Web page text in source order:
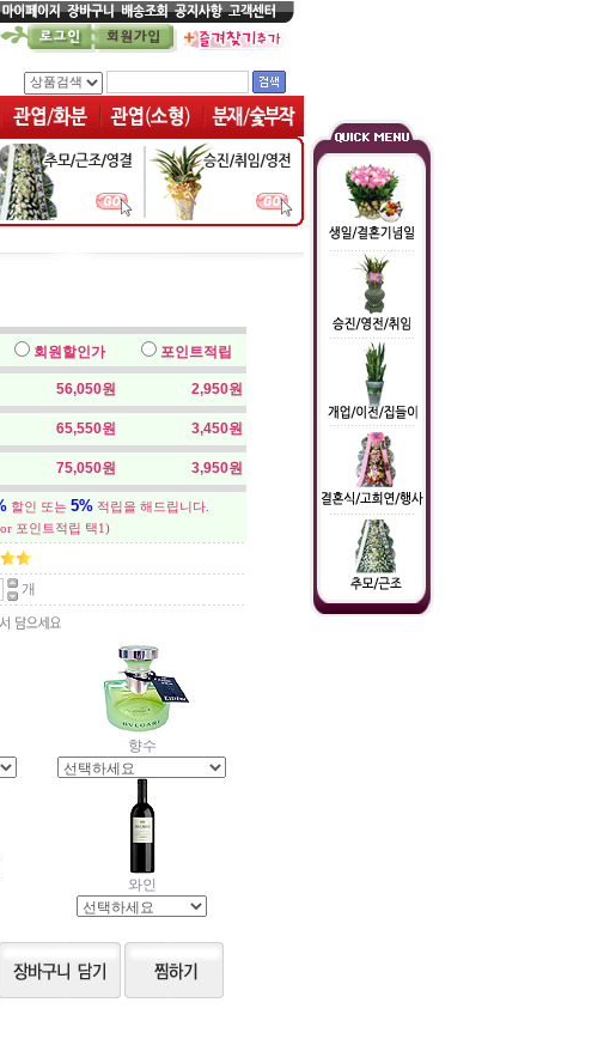
회원할인가 포인트적립
56,050원 2,950원
65,550원 3,450원
75,050원 3,950원
할인 또는 5% 적립을 해드립니다.
포인트적립 택1)
개
향수
와인